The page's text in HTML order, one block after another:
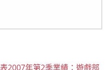
2007年第2季業績：遊戲部